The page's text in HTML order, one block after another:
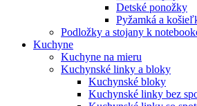
Detské ponožky
Pyžamká a
Podložky a stojany k
Kuchyne
Kuchyne na mieru
Kuchynské linky a bloky
Kuchynské bloky
Kuchynské linky bez